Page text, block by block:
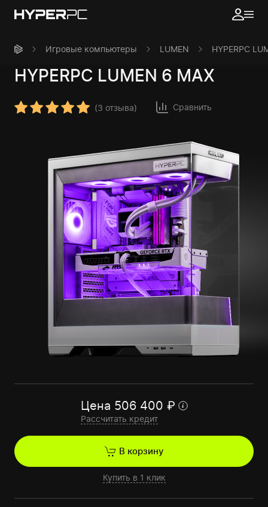
Игровые компьютеры LUMEN HYPERPC
HYPERPC LUMEN 6 MAX
(3 отзыва) Сравнить
Цена 506 400 ₽
Рассчитать кредит
В корзину
Купить в 1 клик